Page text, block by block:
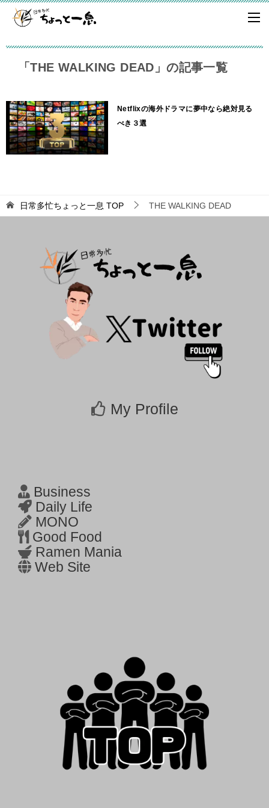
「THE WALKING DEAD」の記事一覧
Netflixの海外ドラマに夢中なら絶対見る
べき３選
日常多忙ちょっと一息 TOP THE WALKING DEAD
My Profile
Business
Daily Life
MONO
Good Food
Ramen Mania
Web Site